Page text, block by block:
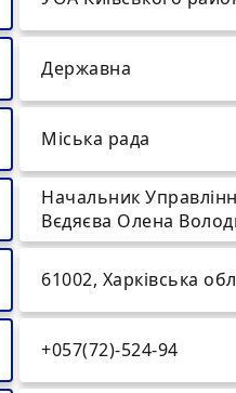
Державна
Міська рада
Начальник
Вєдяєва Олена
61002, Харківська
+057(72)-524-94